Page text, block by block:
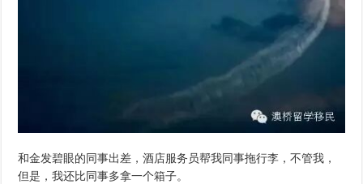
和金发碧眼的同事出差，酒店服务员帮我同事拖行李，不管我，
但是，我还比同事多拿一个箱子。